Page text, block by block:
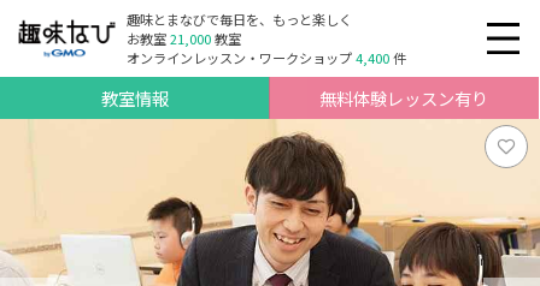
趣味とまなびで毎日を、もっと楽しく
お教室21,000教室
オンラインレッスン・ワークショップ4,400件
教室情報 無料体験レッスン有り